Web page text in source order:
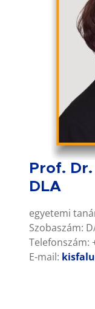
Prof.
DLA
egyetemi
Szobaszám:
Telefonszám:
E-mail: